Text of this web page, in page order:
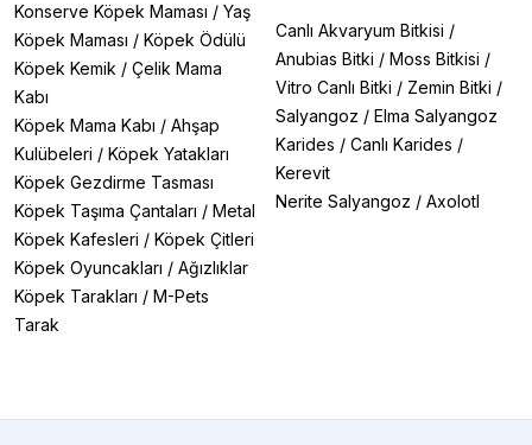
Konserve Köpek Maması / Yaş
Köpek Maması / Köpek Ödülü
Köpek Kemik / Çelik Mama
Kabı
Köpek Mama Kabı / Ahşap
Kulübeleri / Köpek Yatakları
Köpek Gezdirme Tasması
Köpek Taşıma Çantaları / Metal
Köpek Kafesleri / Köpek Çitleri
Köpek Oyuncakları / Ağızlıklar
Köpek Tarakları / M-Pets
Tarak
Canlı Akvaryum Bitkisi /
Anubias Bitki / Moss Bitkisi /
Vitro Canlı Bitki / Zemin Bitki /
Salyangoz / Elma Salyangoz
Karides / Canlı Karides /
Kerevit
Nerite Salyangoz / Axolotl